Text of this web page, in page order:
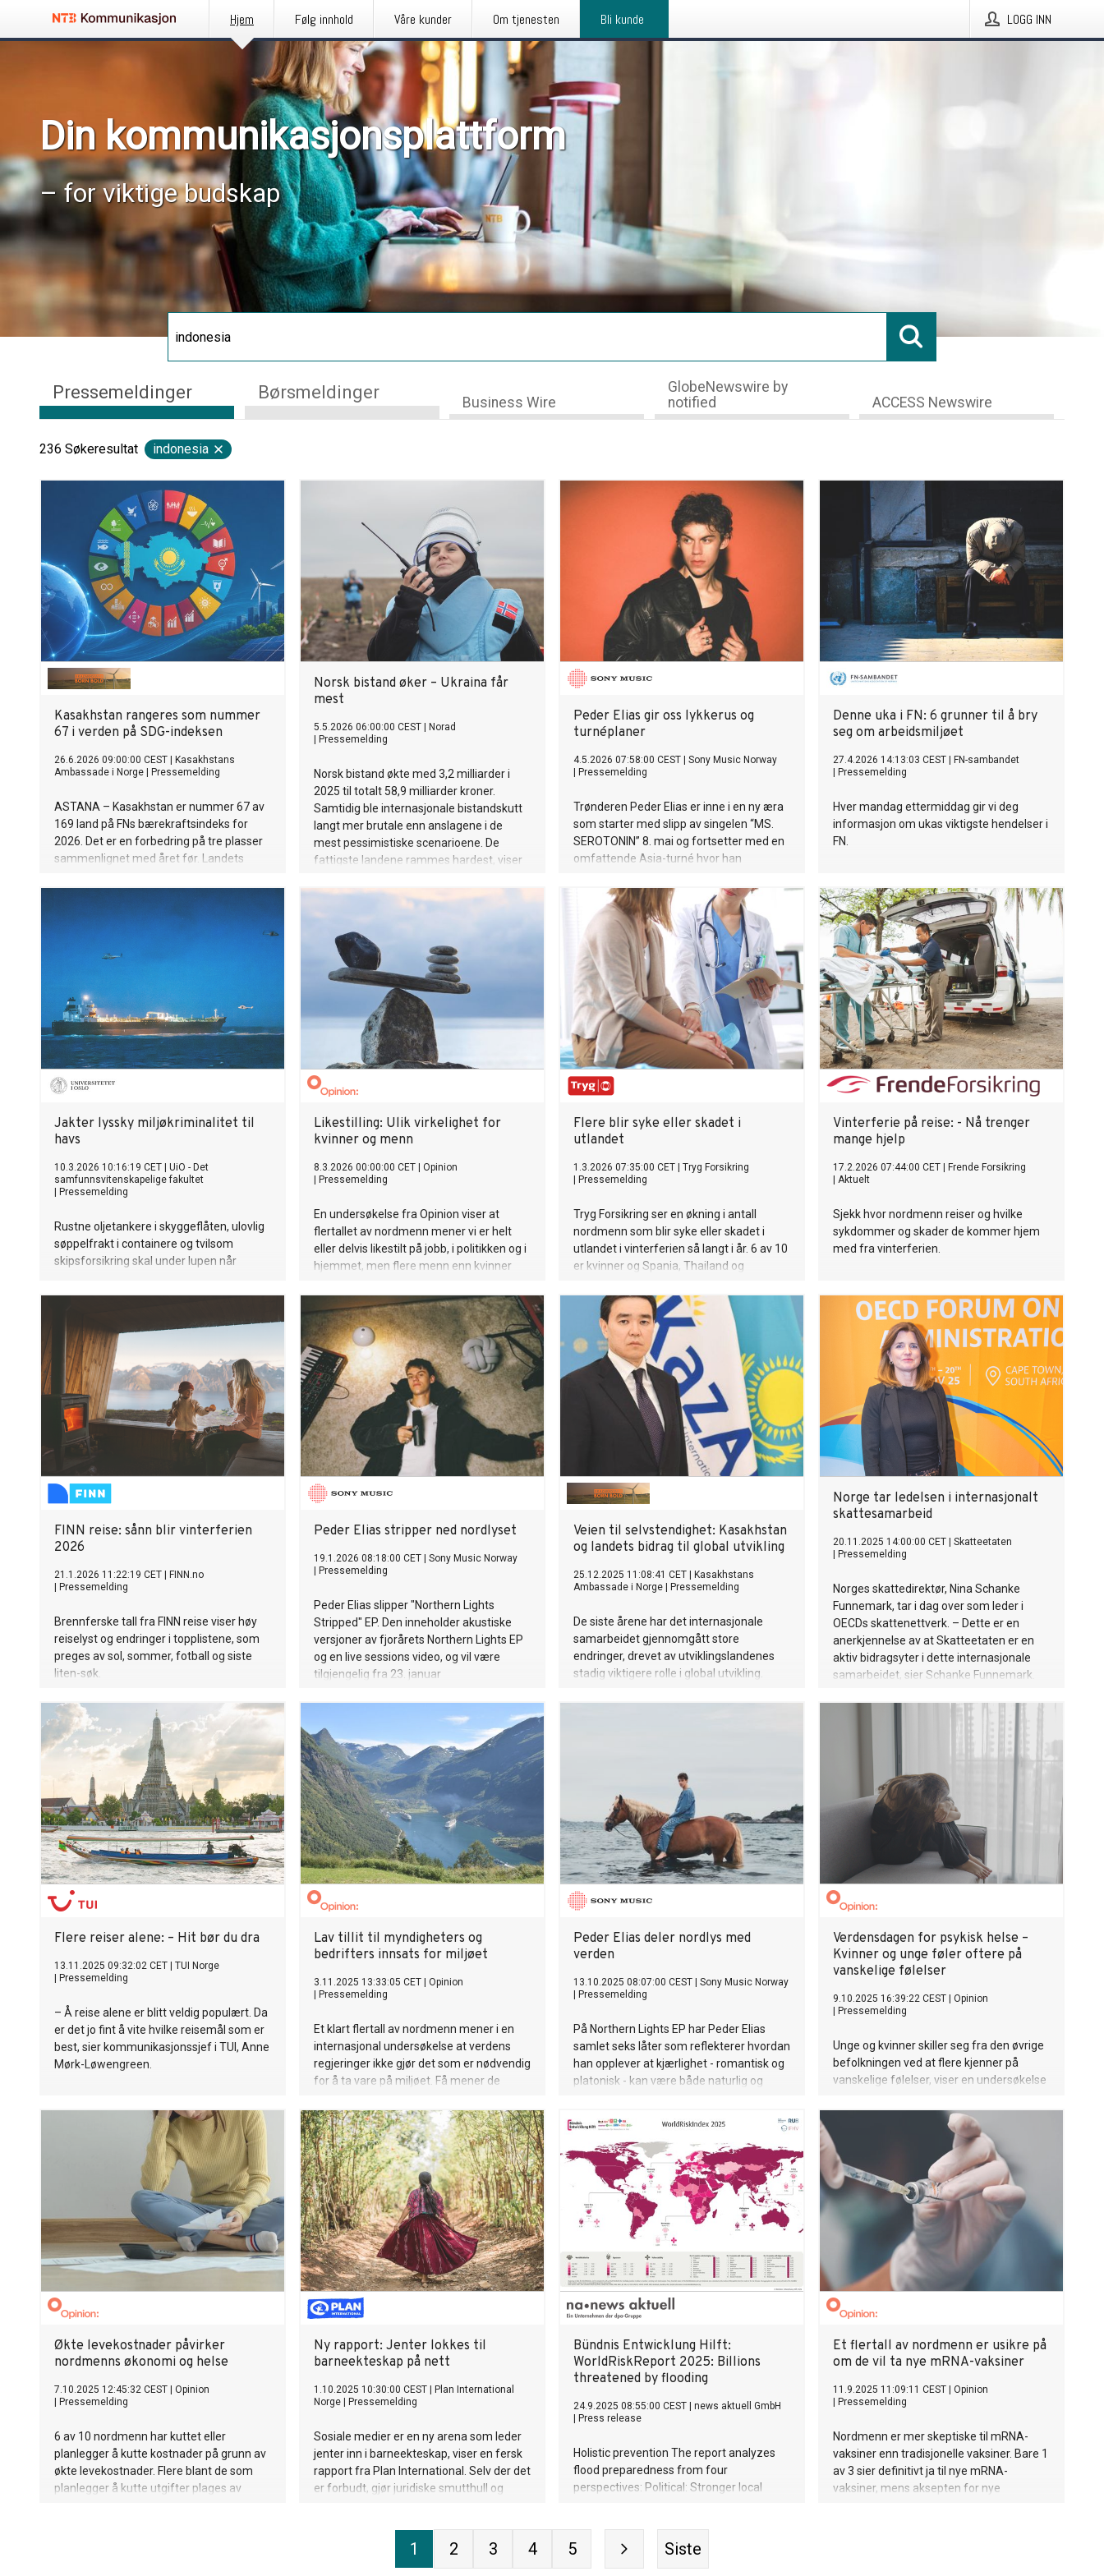
Hjem Følg innhold Våre kunder Om tjenesten Bli kunde LOGG INN
Din kommunikasjonsplattform
– for viktige budskap
Pressemeldinger Børsmeldinger Business Wire
GlobeNewswire by
notified
ACCESS Newswire
236 Søkeresultat indonesia
Kasakhstan rangeres som nummer
67 i verden på SDG-indeksen
26.6.2026 09:00:00 CEST
Kasakhstans
Ambassade i Norge
Pressemelding
ASTANA – Kasakhstan er nummer 67 av
169 land på FNs bærekraftsindeks for
2026. Det er en forbedring på tre plasser
sammenlignet med året før. Landets
Norsk bistand øker – Ukraina får
mest
5.5.2026 06:00:00 CEST
Norad
Pressemelding
Norsk bistand økte med 3,2 milliarder i
2025 til totalt 58,9 milliarder kroner.
Samtidig ble internasjonale bistandskutt
langt mer brutale enn anslagene i de
mest pessimistiske scenarioene. De
fattigste landene rammes hardest, viser
Peder Elias gir oss lykkerus og
turnéplaner
4.5.2026 07:58:00 CEST
Sony Music Norway
Pressemelding
Trønderen Peder Elias er inne i en ny æra
som starter med slipp av singelen “MS.
SEROTONIN” 8. mai og fortsetter med en
omfattende Asia-turné hvor han
Korea, og besøker Japan og Hong Kong
for første gang.
Denne uka i FN: 6 grunner til å bry
seg om arbeidsmiljøet
27.4.2026 14:13:03 CEST
FN-sambandet
Pressemelding
Hver mandag ettermiddag gir vi deg
informasjon om ukas viktigste hendelser i
FN.
Jakter lyssky miljøkriminalitet til
havs
10.3.2026 10:16:19 CET
UiO - Det
samfunnsvitenskapelige fakultet
Pressemelding
Rustne oljetankere i skyggeflåten, ulovlig
søppelfrakt i containere og tvilsom
skipsforsikring skal under lupen når
prosjektet CargoCrime.
Likestilling: Ulik virkelighet for
kvinner og menn
8.3.2026 00:00:00 CET
Opinion
Pressemelding
En undersøkelse fra Opinion viser at
flertallet av nordmenn mener vi er helt
eller delvis likestilt på jobb, i politikken og i
hjemmet, men flere menn enn kvinner
opplever i større grad utrygghet når de
går alene på kvelden og seksuell
trakassering, både i Norge og på
verdensbasis.
Flere blir syke eller skadet i
utlandet
1.3.2026 07:35:00 CET
Tryg Forsikring
Pressemelding
Tryg Forsikring ser en økning i antall
nordmenn som blir syke eller skadet i
utlandet i vinterferien så langt i år. 6 av 10
er kvinner og Spania, Thailand og
Vinterferie på reise: - Nå trenger
mange hjelp
17.2.2026 07:44:00 CET
Frende Forsikring
Aktuelt
Sjekk hvor nordmenn reiser og hvilke
sykdommer og skader de kommer hjem
med fra vinterferien.
FINN reise: sånn blir vinterferien
2026
21.1.2026 11:22:19 CET
FINN.no
Pressemelding
Brennferske tall fra FINN reise viser høy
reiselyst og endringer i topplistene, som
preges av sol, sommer, fotball og siste
liten-søk.
Peder Elias stripper ned nordlyset
19.1.2026 08:18:00 CET
Sony Music Norway
Pressemelding
Peder Elias slipper "Northern Lights
Stripped" EP. Den inneholder akustiske
versjoner av fjorårets Northern Lights EP
og en live sessions video, og vil være
tilgjengelig fra 23. januar
Veien til selvstendighet: Kasakhstan
og landets bidrag til global utvikling
25.12.2025 11:08:41 CET
Kasakhstans
Ambassade i Norge
Pressemelding
De siste årene har det internasjonale
samarbeidet gjennomgått store
endringer, drevet av utviklingslandenes
stadig viktigere rolle i global utvikling.
innflytelse på utformingen av den globale
bærekraftsagendaen.
Norge tar ledelsen i internasjonalt
skattesamarbeid
20.11.2025 14:00:00 CET
Skatteetaten
Pressemelding
Norges skattedirektør, Nina Schanke
Funnemark, tar i dag over som leder i
OECDs skattenettverk. – Dette er en
anerkjennelse av at Skatteetaten er en
aktiv bidragsyter i dette internasjonale
samarbeidet, sier Schanke Funnemark.
Flere reiser alene: – Hit bør du dra
13.11.2025 09:32:02 CET
TUI Norge
Pressemelding
– Å reise alene er blitt veldig populært. Da
er det jo fint å vite hvilke reisemål som er
best, sier kommunikasjonssjef i TUI, Anne
Mørk-Løwengreen.
Lav tillit til myndigheters og
bedrifters innsats for miljøet
3.11.2025 13:33:05 CET
Opinion
Pressemelding
Et klart flertall av nordmenn mener i en
internasjonal undersøkelse at verdens
regjeringer ikke gjør det som er nødvendig
for å ta vare på miljøet. Få mener de
samfunnsansvar og bærekraft.
Peder Elias deler nordlys med
verden
13.10.2025 08:07:00 CEST
Sony Music Norway
Pressemelding
På Northern Lights EP har Peder Elias
samlet seks låter som reflekterer hvordan
han opplever at kjærlighet - romantisk og
platonisk - kan være både naturlig og
oktober.
Verdensdagen for psykisk helse –
Kvinner og unge føler oftere på
vanskelige følelser
9.10.2025 16:39:22 CEST
Opinion
Pressemelding
Unge og kvinner skiller seg fra den øvrige
befolkningen ved at flere kjenner på
vanskelige følelser, viser en undersøkelse
topper selvmordsstatistikken, oppsøker
sjeldnere helsehjelp og tyr til grubling og
alkohol.
Økte levekostnader påvirker
nordmenns økonomi og helse
7.10.2025 12:45:32 CEST
Opinion
Pressemelding
6 av 10 nordmenn har kuttet eller
planlegger å kutte kostnader på grunn av
økte levekostnader. Flere blant de som
planlegger å kutte utgifter plages av
Ny rapport: Jenter lokkes til
barneekteskap på nett
1.10.2025 10:30:00 CEST
Plan International
Norge
Pressemelding
Sosiale medier er en ny arena som leder
jenter inn i barneekteskap, viser en fersk
rapport fra Plan International. Selv der det
er forbudt, gjør juridiske smutthull og
Bündnis Entwicklung Hilft:
WorldRiskReport 2025: Billions
threatened by flooding
24.9.2025 08:55:00 CEST
news aktuell GmbH
Press release
Holistic prevention The report analyzes
flood preparedness from four
perspectives: Political: Stronger local
community-based approaches Ecological:
Et flertall av nordmenn er usikre på
om de vil ta nye mRNA-vaksiner
11.9.2025 11:09:11 CEST
Opinion
Pressemelding
Nordmenn er mer skeptiske til mRNA-
vaksiner enn tradisjonelle vaksiner. Bare 1
av 3 sier definitivt ja til nye mRNA-
vaksiner, mens aksepten for nye
1 2 3 4 5 Siste